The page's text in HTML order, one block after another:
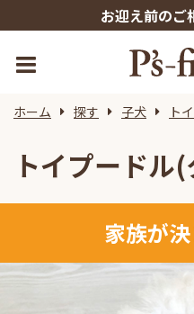
お迎え前の
ホーム 探す 子犬 ト
トイプードル
家族が